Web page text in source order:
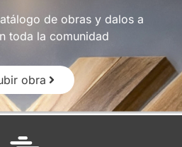
de obras y dalos a
toda la comunidad
obra